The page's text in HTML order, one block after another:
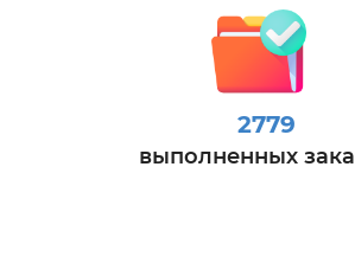
2779
выполненных